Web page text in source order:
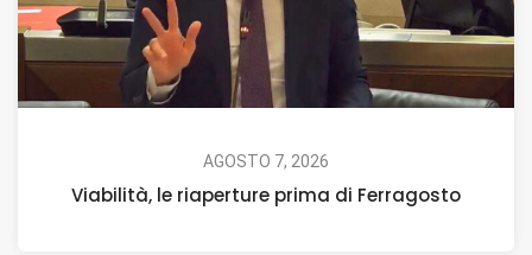
AGOSTO 7, 2026
Viabilità, le riaperture prima di Ferragosto